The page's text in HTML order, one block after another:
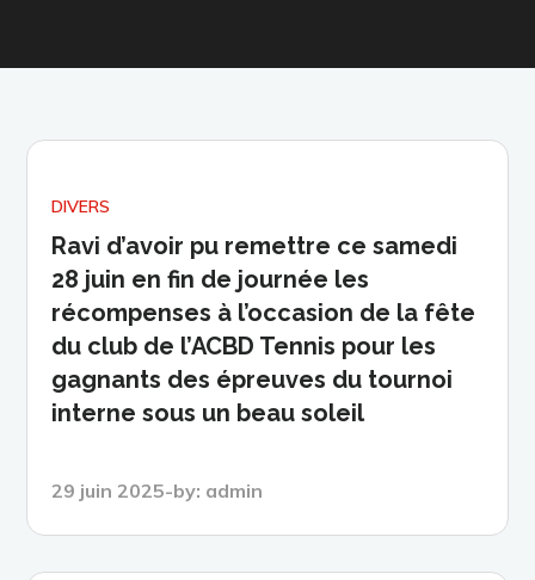
DIVERS
Ravi d’avoir pu remettre ce samedi
28 juin en fin de journée les
récompenses à l’occasion de la fête
du club de l’ACBD Tennis pour les
gagnants des épreuves du tournoi
interne sous un beau soleil
Posted
29 juin 2025 by: admin